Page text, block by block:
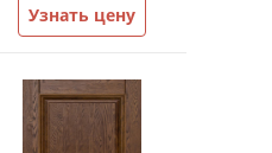
Узнать цену